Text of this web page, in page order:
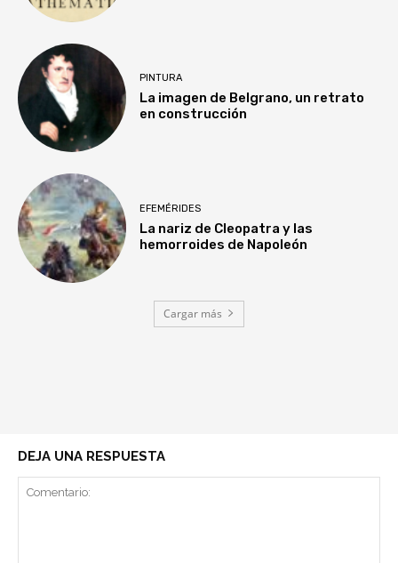
PINTURA
La imagen de Belgrano, un retrato
en construcción
EFEMÉRIDES
La nariz de Cleopatra y las
hemorroides de Napoleón
Cargar más
DEJA UNA RESPUESTA